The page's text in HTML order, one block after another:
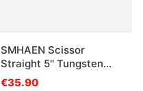
SMHAEN Scissor
Straight 5'' Tungsten
Carbide Heavy Green
€35.90